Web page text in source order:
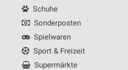
Schuhe
Sonderposten
Spielwaren
Sport & Freizeit
Supermärkte